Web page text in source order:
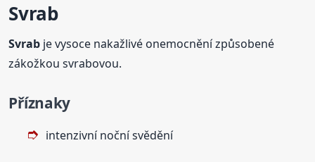
Svrab
Svrab je vysoce nakažlivé onemocnění způsobené
zákožkou svrabovou.
Příznaky
intenzivní noční svědění